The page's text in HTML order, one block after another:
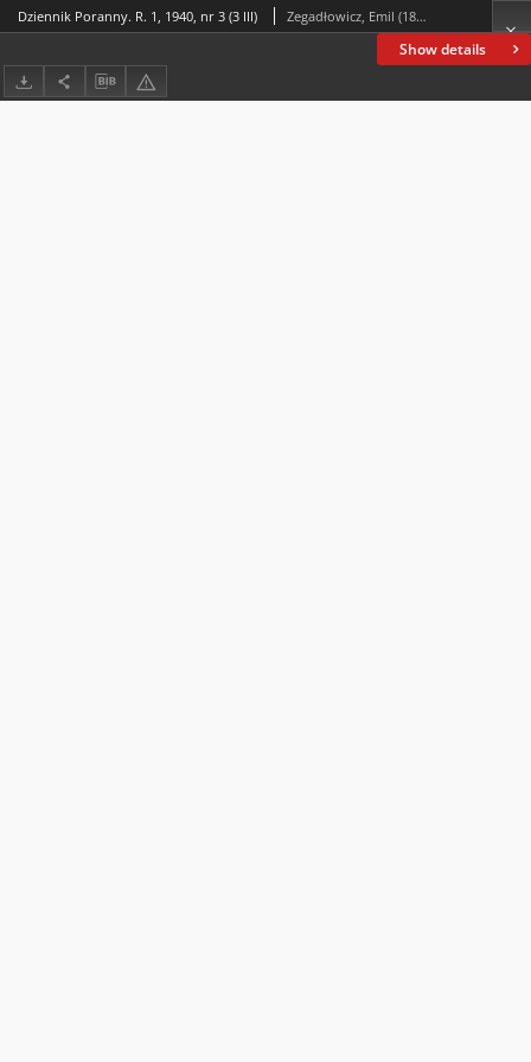
Show details
Dziennik Poranny. R. 1, 1940, nr 3 (3 III) Zegadłowicz, Emil (1888-1941)